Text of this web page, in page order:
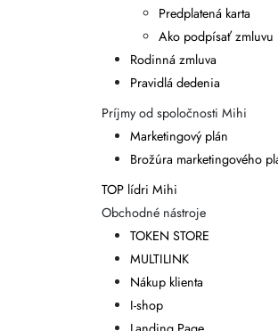
Predplatená karta
Ako podpísať zmluvu
Rodinná zmluva
Pravidlá dedenia
Príjmy od spoločnosti Mihi
Marketingový plán
Brožúra marketingového
TOP lídri Mihi
Obchodné nástroje
TOKEN STORE
MULTILINK
Nákup klienta
I-shop